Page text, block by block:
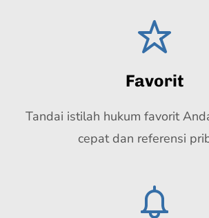
Favorit
Tandai istilah hukum favorit
cepat dan referensi